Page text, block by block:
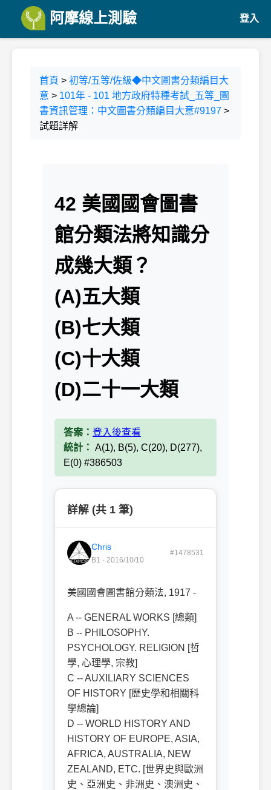
阿摩線上測驗 登入
首頁 > 初等/五等/佐級◆中文圖書分類編目大
意 > 101年 - 101 地方政府特種考試_五等_圖
書資訊管理：中文圖書分類編目大意#9197 >
試題詳解
42 美國國會圖書
館分類法將知識分
成幾大類？
(A)五大類
(B)七大類
(C)十大類
(D)二十一大類
答案： 登入後查看
統計： A(1), B(5), C(20), D(277),
E(0) #386503
詳解 (共 1 筆)
Chris
B1 · 2016/10/10
#1478531
美國國會圖書館分類法, 1917 -
A -- GENERAL WORKS [總類]
B -- PHILOSOPHY.
PSYCHOLOGY. RELIGION [哲
學, 心理學, 宗教]
C -- AUXILIARY SCIENCES
OF HISTORY [歷史學和相關科
學總論]
D -- WORLD HISTORY AND
HISTORY OF EUROPE, ASIA,
AFRICA, AUSTRALIA, NEW
ZEALAND, ETC. [世界史與歐洲
史、亞洲史、非洲史、澳洲史、